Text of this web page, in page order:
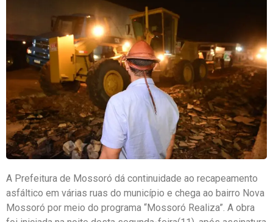
A Prefeitura de Mossoró dá continuidade ao recapeamento
asfáltico em várias ruas do município e chega ao bairro Nova
Mossoró por meio do programa “Mossoró Realiza”. A obra